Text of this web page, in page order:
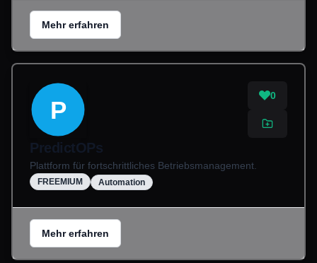
Mehr erfahren
P
0
PredictOPs
Plattform für fortschrittliches Betriebsmanagement.
FREEMIUM Automation
Mehr erfahren